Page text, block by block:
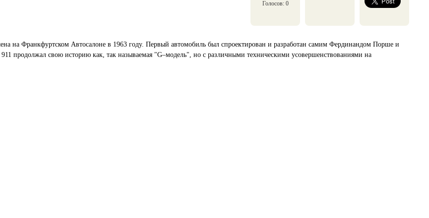
Голосов: 0
на Франкфуртском Автосалоне в 1963 году. Первый автомобиль был спроектирован и разработан самим Фердинандом Порше и
продолжал свою историю как, так называемая "G–модель", но с различными техническими усовершенствованиями на